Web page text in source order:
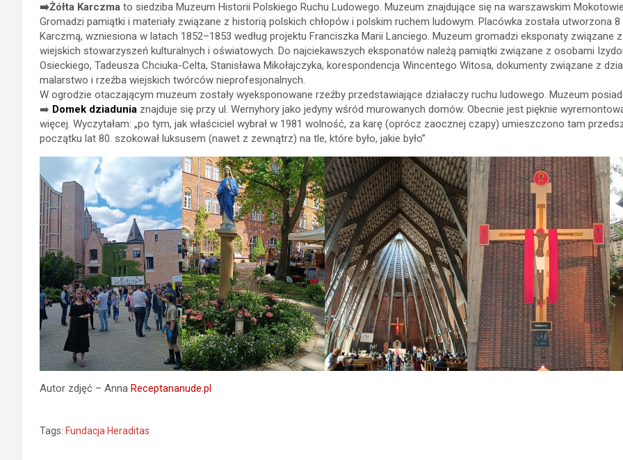
➡️Żółta Karczma to siedziba Muzeum Historii Polskiego Ruchu Ludowego. Muzeum znajdujące się na warszawskim
Gromadzi pamiątki i materiały związane z historią polskich chłopów i polskim ruchem ludowym. Placówka została utworzona
Karczmą, wzniesiona w latach 1852–1853 według projektu Franciszka Marii Lanciego. Muzeum gromadzi eksponaty związane
wiejskich stowarzyszeń kulturalnych i oświatowych. Do najciekawszych eksponatów należą pamiątki związane z osobami
Osieckiego, Tadeusza Chciuka-Celta, Stanisława Mikołajczyka, korespondencja Wincentego Witosa, dokumenty związane z
malarstwo i rzeźba wiejskich twórców nieprofesjonalnych.
W ogrodzie otaczającym muzeum zostały wyeksponowane rzeźby przedstawiające działaczy ruchu ludowego. Muzeum
➡️ Domek dziadunia znajduje się przy ul. Wernyhory jako jedyny wśród murowanych domów. Obecnie jest pięknie
więcej. Wyczytałam: „po tym, jak właściciel wybrał w 1981 wolność, za karę (oprócz zaocznej czapy) umieszczono tam
początku lat 80. szokował luksusem (nawet z zewnątrz) na tle, które było, jakie było”
Autor zdjęć – Anna Receptananude.pl
Tags: Fundacja Heraditas